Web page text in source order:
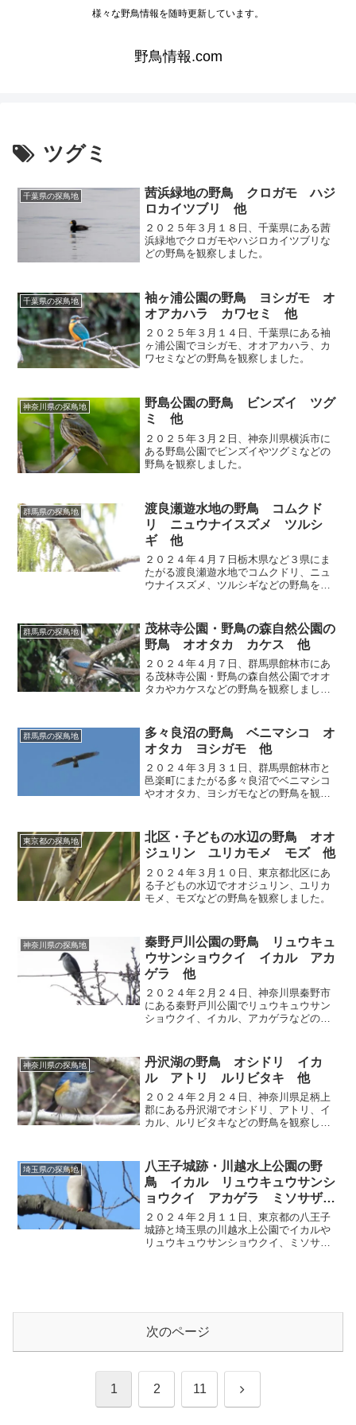
様々な野鳥情報を随時更新しています。
野鳥情報.com
ツグミ
千葉県の探鳥地
茜浜緑地の野鳥 クロガモ ハジ
ロカイツブリ 他
２０２５年３月１８日、千葉県にある茜
浜緑地でクロガモやハジロカイツブリな
どの野鳥を観察しました。
千葉県の探鳥地
袖ヶ浦公園の野鳥 ヨシガモ オ
オアカハラ カワセミ 他
２０２５年３月１４日、千葉県にある袖
ヶ浦公園でヨシガモ、オオアカハラ、カ
ワセミなどの野鳥を観察しました。
神奈川県の探鳥地
野島公園の野鳥 ビンズイ ツグ
ミ 他
２０２５年３月２日、神奈川県横浜市に
ある野島公園でビンズイやツグミなどの
野鳥を観察しました。
群馬県の探鳥地
渡良瀬遊水地の野鳥 コムクド
リ ニュウナイスズメ ツルシ
ギ 他
２０２４年４月７日栃木県など３県にま
たがる渡良瀬遊水地でコムクドリ、ニュ
ウナイスズメ、ツルシギなどの野鳥を観
群馬県の探鳥地
茂林寺公園・野鳥の森自然公園の
野鳥 オオタカ カケス 他
２０２４年４月７日、群馬県館林市にあ
る茂林寺公園・野鳥の森自然公園でオオ
タカやカケスなどの野鳥を観察しまし
群馬県の探鳥地
多々良沼の野鳥 ベニマシコ オ
オタカ ヨシガモ 他
２０２４年３月３１日、群馬県館林市と
邑楽町にまたがる多々良沼でベニマシコ
やオオタカ、ヨシガモなどの野鳥を観察
東京都の探鳥地
北区・子どもの水辺の野鳥 オオ
ジュリン ユリカモメ モズ 他
２０２４年３月１０日、東京都北区にあ
る子どもの水辺でオオジュリン、ユリカ
モメ、モズなどの野鳥を観察しました。
神奈川県の探鳥地
秦野戸川公園の野鳥 リュウキュ
ウサンショウクイ イカル アカ
ゲラ 他
２０２４年２月２４日、神奈川県秦野市
にある秦野戸川公園でリュウキュウサン
ショウクイ、イカル、アカゲラなどの野
神奈川県の探鳥地
丹沢湖の野鳥 オシドリ イカ
ル アトリ ルリビタキ 他
２０２４年２月２４日、神奈川県足柄上
郡にある丹沢湖でオシドリ、アトリ、イ
カル、ルリビタキなどの野鳥を観察しま
埼玉県の探鳥地
八王子城跡・川越水上公園の野
鳥 イカル リュウキュウサンシ
ョウクイ アカゲラ ミソサザ
イ 他
２０２４年２月１１日、東京都の八王子
城跡と埼玉県の川越水上公園でイカルや
リュウキュウサンショウクイ、ミソサザ
次のページ
1 2 11 次